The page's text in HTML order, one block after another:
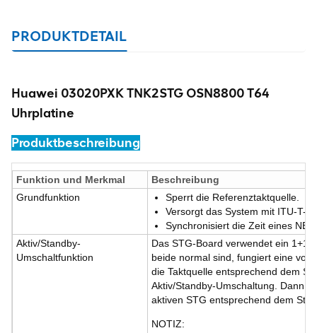
PRODUKTDETAIL
Huawei 03020PXK TNK2STG OSN8800 T64
Uhrplatine
Produktbeschreibung
Funktion und Merkmal
Beschreibung
Grundfunktion
Sperrt die Referenztaktquelle.
Versorgt das System mit ITU-T-
Synchronisiert die Zeit eines NE
Aktiv/Standby-
Umschaltfunktion
Das STG-Board verwendet ein
beide normal sind, fungiert eine
die Taktquelle entsprechend dem
Aktiv/Standby-Umschaltung. Dann
aktiven STG entsprechend dem
NOTIZ: